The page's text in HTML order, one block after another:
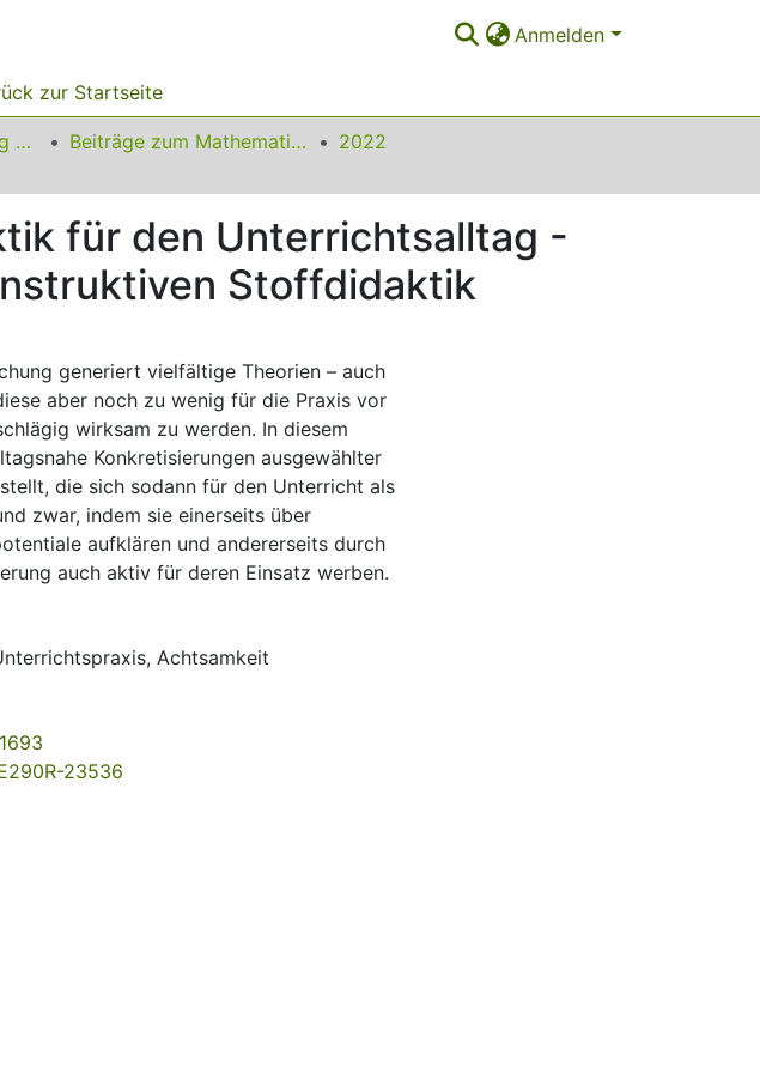
Anmelden
zur Startseite
Institut für Entwicklung und Erforschung des Mathematikunterrichts Beiträge zum Mathematikunterricht
2022
für den Unterrichtsalltag -
Stoffdidaktik
generiert vielfältige Theorien – auch
aber noch zu wenig für die Praxis vor
wirksam zu werden. In diesem
Konkretisierungen ausgewählter
die sich sodann für den Unterricht als
zwar, indem sie einerseits über
aufklären und andererseits durch
auch aktiv für deren Einsatz werben.
, Achtsamkeit
23536